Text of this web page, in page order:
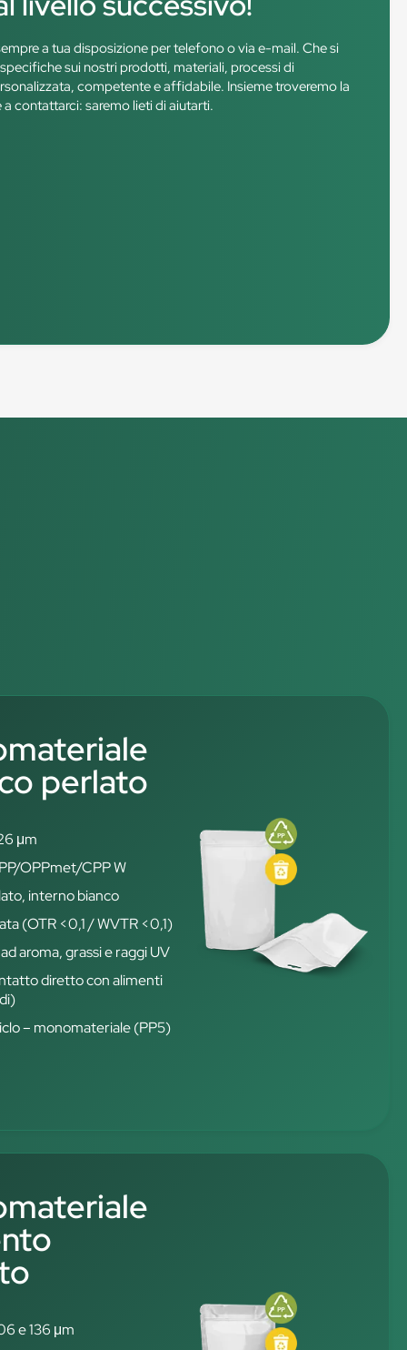
a tua disposizione per telefono o via e-mail. Che si
sui nostri prodotti, materiali, processi di
competente e affidabile. Insieme troveremo la
contattarci: saremo lieti di aiutarti.
perlato
μm
OPPmet/CPP W
interno bianco
(OTR <0,1 / WVTR <0,1)
aroma, grassi e raggi UV
diretto con alimenti
– monomateriale (PP5)
e 136 μm